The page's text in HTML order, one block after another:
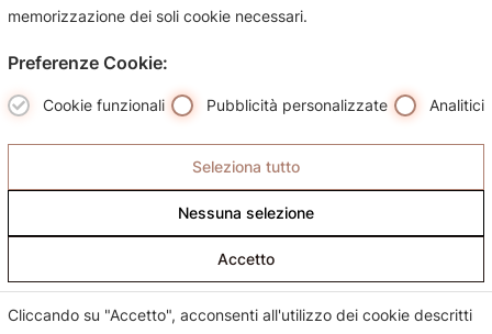
memorizzazione dei soli cookie necessari.
Preferenze Cookie:
Cookie funzionali Pubblicità personalizzate Analitici
Seleziona tutto
Nessuna selezione
Accetto
Cliccando su "Accetto", acconsenti all'utilizzo dei cookie descritti